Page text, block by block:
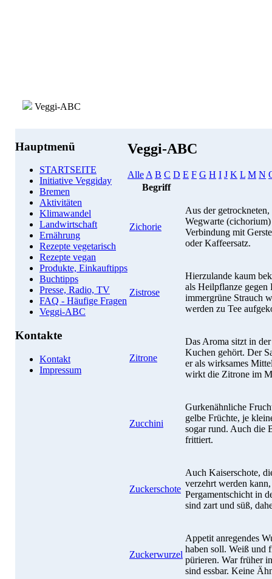
Veggi-ABC
Hauptmenü
STARTSEITE
Initiative Veggiday
Bremen
Aktivitäten
Klimawandel
Landwirtschaft
Ernährung
Rezepte vegetarisch
Rezepte vegan
Produkte, Einkauftipps
Buchtipps
Presse, Radio, TV
FAQ - Häufige Fragen
Veggi-ABC
Kontakte
Kontakt
Impressum
Veggi-ABC
Alle A B C D E F G H I J K L M N
Begriff
Zichorie
Aus der
Wegwarte
Verbindung mit
oder Kaffeersatz.
Zistrose
Hierzulande kaum
als Heilpflanze gegen
immergrüne Strauch
werden zu Tee
Zitrone
Das Aroma sitzt in
Kuchen gehört. Der
er als wirksames
wirkt die Zitrone im
Zucchini
Gurkenähnliche
gelbe Früchte, je
sogar rund. Auch die
frittiert.
Zuckerschote
Auch Kaiserschote,
verzehrt werden
Pergamentschicht in
sind zart und süß,
Zuckerwurzel
Appetit anregendes
haben soll. Weiß und
pürieren. War früher
sind essbar. Keine